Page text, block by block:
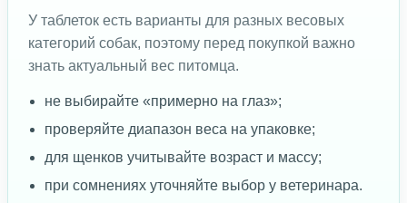
У таблеток есть варианты для разных весовых
категорий собак, поэтому перед покупкой важно
знать актуальный вес питомца.
не выбирайте «примерно на глаз»;
проверяйте диапазон веса на упаковке;
для щенков учитывайте возраст и массу;
при сомнениях уточняйте выбор у ветеринара.